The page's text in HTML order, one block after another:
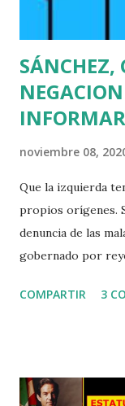
SÁNCHEZ,
INFORMAR
noviembre 08,
Que la izquierda
propios orígenes.
denuncia de las
gobernado por
está embarcado en
día de estos,
COMPARTIR 3